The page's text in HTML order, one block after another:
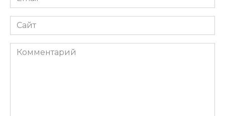
*
Сайт
Комментарий